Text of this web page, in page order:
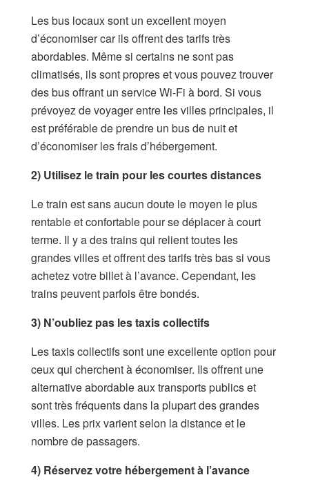
Les bus locaux sont un excellent moyen
d’économiser car ils offrent des tarifs très
abordables. Même si certains ne sont pas
climatisés, ils sont propres et vous pouvez trouver
des bus offrant un service Wi-Fi à bord. Si vous
prévoyez de voyager entre les villes principales, il
est préférable de prendre un bus de nuit et
d’économiser les frais d’hébergement.
2) Utilisez le train pour les courtes distances
Le train est sans aucun doute le moyen le plus
rentable et confortable pour se déplacer à court
terme. Il y a des trains qui relient toutes les
grandes villes et offrent des tarifs très bas si vous
achetez votre billet à l’avance. Cependant, les
trains peuvent parfois être bondés.
3) N’oubliez pas les taxis collectifs
Les taxis collectifs sont une excellente option pour
ceux qui cherchent à économiser. Ils offrent une
alternative abordable aux transports publics et
sont très fréquents dans la plupart des grandes
villes. Les prix varient selon la distance et le
nombre de passagers.
4) Réservez votre hébergement à l’avance